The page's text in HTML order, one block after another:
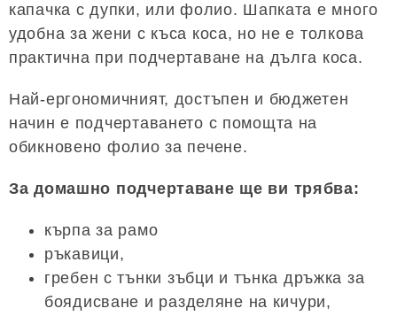
капачка с дупки, или фолио. Шапката е много
удобна за жени с къса коса, но не е толкова
практична при подчертаване на дълга коса.
Най-ергономичният, достъпен и бюджетен
начин е подчертаването с помощта на
обикновено фолио за печене.
За домашно подчертаване ще ви трябва:
кърпа за рамо
ръкавици,
гребен с тънки зъбци и тънка дръжка за
боядисване и разделяне на кичури,